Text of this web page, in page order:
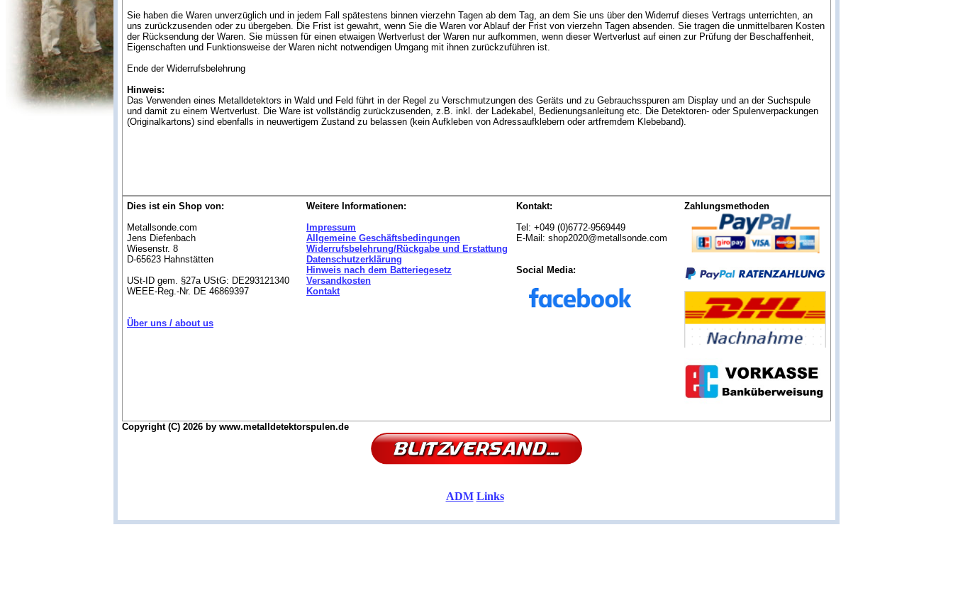
Sie haben die Waren unverzüglich und in jedem Fall spätestens binnen vierzehn Tagen ab dem Tag, an dem Sie uns über den Widerruf dieses Vertrags unterrichten, an
uns zurückzusenden oder zu übergeben. Die Frist ist gewahrt, wenn Sie die Waren vor Ablauf der Frist von vierzehn Tagen absenden. Sie tragen die unmittelbaren Kosten
der Rücksendung der Waren. Sie müssen für einen etwaigen Wertverlust der Waren nur aufkommen, wenn dieser Wertverlust auf einen zur Prüfung der Beschaffenheit,
Eigenschaften und Funktionsweise der Waren nicht notwendigen Umgang mit ihnen zurückzuführen ist.
Ende der Widerrufsbelehrung
Hinweis:
Das Verwenden eines Metalldetektors in Wald und Feld führt in der Regel zu Verschmutzungen des Geräts und zu Gebrauchsspuren am Display und an der Suchspule
und damit zu einem Wertverlust. Die Ware ist vollständig zurückzusenden, z.B. inkl. der Ladekabel, Bedienungsanleitung etc. Die Detektoren- oder Spulenverpackungen
(Originalkartons) sind ebenfalls in neuwertigem Zustand zu belassen (kein Aufkleben von Adressaufklebern oder artfremdem Klebeband).
Dies ist ein Shop von:
Metallsonde.com
Jens Diefenbach
Wiesenstr. 8
D-65623 Hahnstätten
USt-ID gem. §27a UStG: DE293121340
WEEE-Reg.-Nr. DE 46869397
Über uns / about us
Weitere Informationen:
Impressum
Allgemeine Geschäftsbedingungen
Widerrufsbelehrung/Rückgabe und Erstattung
Datenschutzerklärung
Hinweis nach dem Batteriegesetz
Versandkosten
Kontakt
Kontakt:
Tel: +049 (0)6772-9569449
E-Mail: shop2020@metallsonde.com
Social Media:
Zahlungsmethoden
Copyright (C) 2026 by www.metalldetektorspulen.de
ADM Links